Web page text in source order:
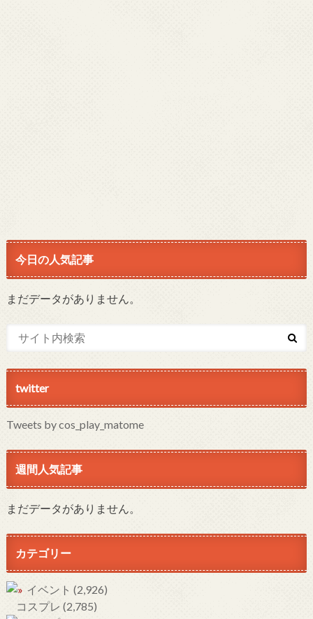
今日の人気記事
まだデータがありません。
twitter
Tweets by cos_play_matome
週間人気記事
まだデータがありません。
カテゴリー
イベント (2,926)
コスプレ (2,785)